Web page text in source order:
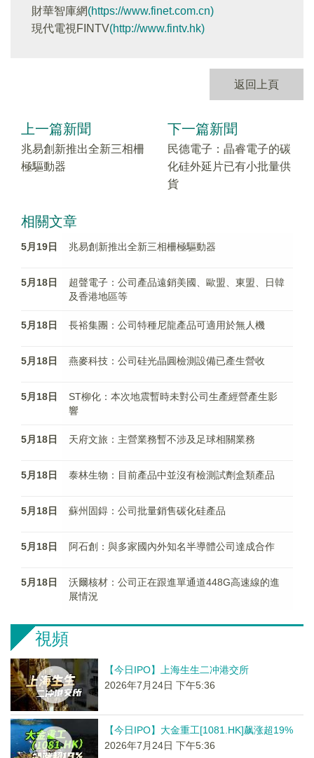
財華智庫網(https://www.finet.com.cn)
現代電視FINTV(http://www.fintv.hk)
返回上頁
上一篇新聞
兆易創新推出全新三相柵
極驅動器
下一篇新聞
民德電子：晶睿電子的碳
化硅外延片已有小批量供
貨
相關文章
5月19日 兆易創新推出全新三相柵極驅動器
5月18日
超聲電子：公司產品遠銷美國、歐盟、東盟、日韓
及香港地區等
5月18日 長裕集團：公司特種尼龍產品可適用於無人機
5月18日 燕麥科技：公司硅光晶圓檢測設備已產生營收
5月18日
ST柳化：本次地震暫時未對公司生產經營產生影
響
5月18日 天府文旅：主營業務暫不涉及足球相關業務
5月18日 泰林生物：目前產品中並沒有檢測試劑盒類產品
5月18日 蘇州固鍀：公司批量銷售碳化硅產品
5月18日 阿石創：與多家國內外知名半導體公司達成合作
5月18日
沃爾核材：公司正在跟進單通道448G高速線的進
展情況
視頻
【今日IPO】上海生生二冲港交所
2026年7月24日 下午5:36
【今日IPO】大金重工[1081.HK]飙涨超19%
2026年7月24日 下午5:36